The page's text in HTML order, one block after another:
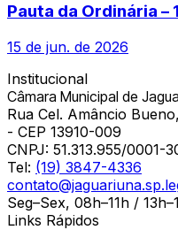
Pauta da Ordinária
15 de jun. de 2026
Institucional
Câmara Municipal de
Rua Cel. Amâncio
- CEP 13910-009
CNPJ: 51.313.955/0001-
Tel: (19) 3847-4336
Seg–Sex, 08h–11h /
Links Rápidos